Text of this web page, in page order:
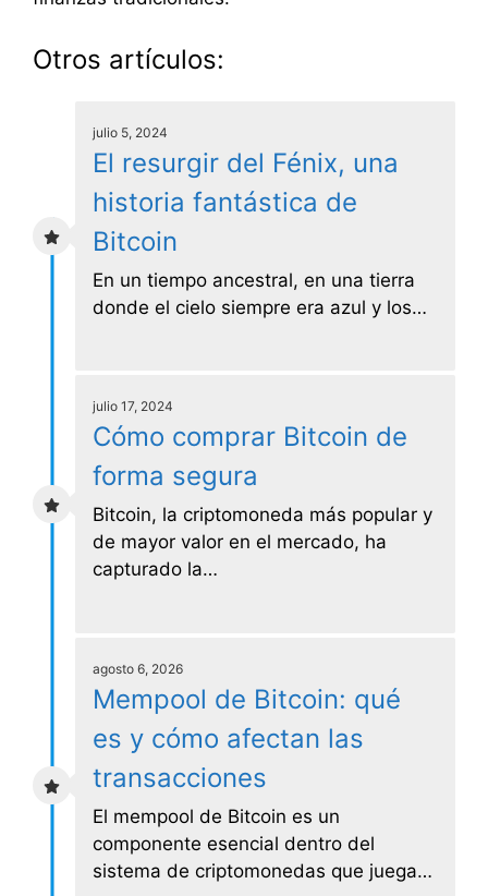
Otros artículos:
julio 5, 2024
El resurgir del Fénix, una
historia fantástica de
Bitcoin
En un tiempo ancestral, en una tierra
donde el cielo siempre era azul y los…
julio 17, 2024
Cómo comprar Bitcoin de
forma segura
Bitcoin, la criptomoneda más popular y
de mayor valor en el mercado, ha
capturado la…
agosto 6, 2026
Mempool de Bitcoin: qué
es y cómo afectan las
transacciones
El mempool de Bitcoin es un
componente esencial dentro del
sistema de criptomonedas que juega…